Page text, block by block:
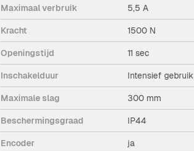
Maximaal verbruik 5,5 A
Kracht 1500 N
Openingstijd 11 sec
Inschakelduur Intensief gebruik
Maximale slag 300 mm
Beschermingsgraad IP44
Encoder ja